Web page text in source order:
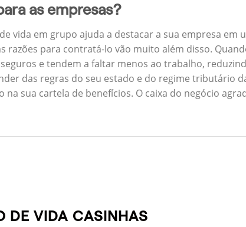
as empresas?
vida em grupo ajuda a destacar a sua empresa
razões para contratá-lo vão muito além disso.
e tendem a faltar menos ao trabalho,
das regras do seu estado e do regime tributário
na sua cartela de benefícios. O caixa do negócio
DE VIDA CASINHAS